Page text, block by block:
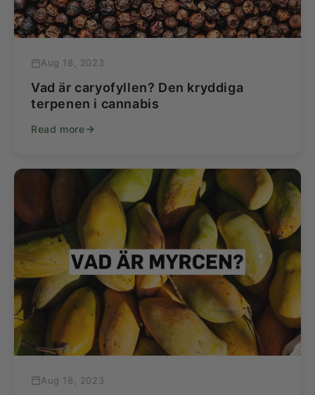
Aug 18, 2023
Vad är caryofyllen? Den kryddiga
terpenen i cannabis
Read more
Aug 18, 2023